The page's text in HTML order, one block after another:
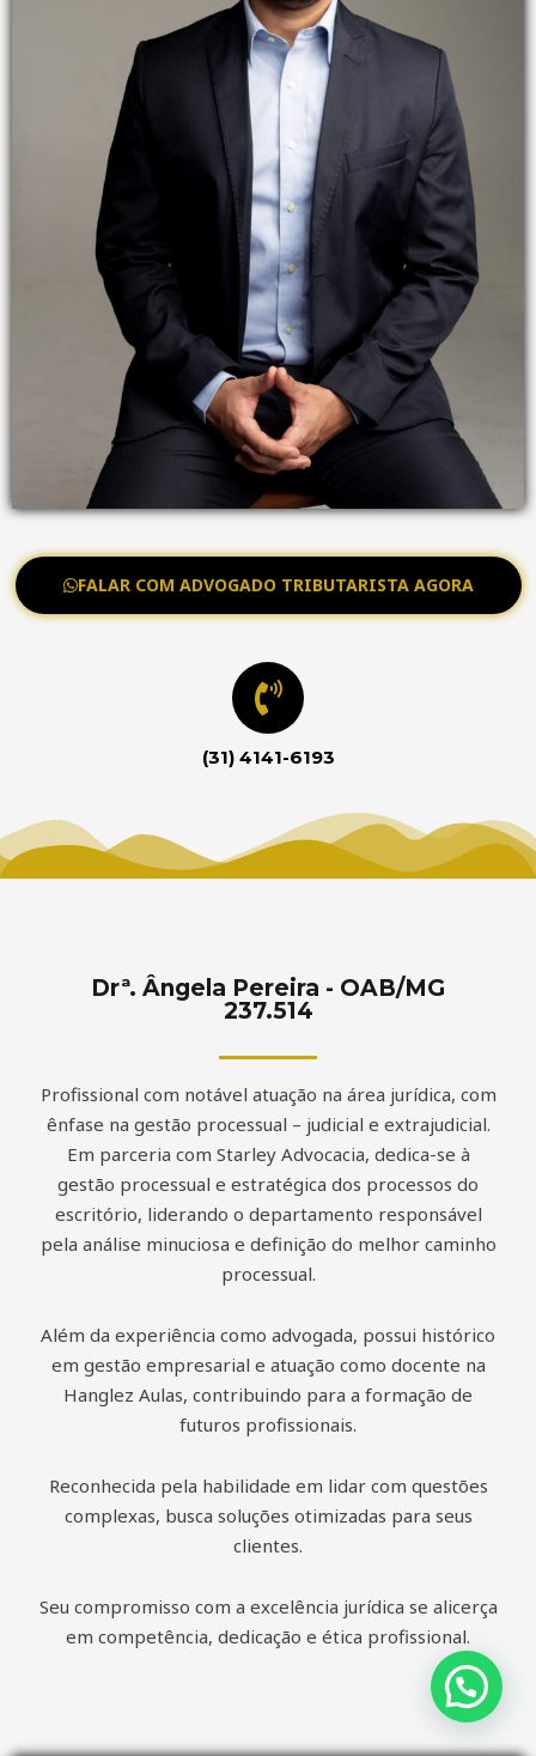
FALAR COM ADVOGADO TRIBUTARISTA AGORA
(31) 4141-6193
Drª. Ângela Pereira - OAB/MG
237.514
Profissional com notável atuação na área jurídica, com
ênfase na gestão processual – judicial e extrajudicial.
Em parceria com Starley Advocacia, dedica-se à
gestão processual e estratégica dos processos do
escritório, liderando o departamento responsável
pela análise minuciosa e definição do melhor caminho
processual.
Além da experiência como advogada, possui histórico
em gestão empresarial e atuação como docente na
Hanglez Aulas, contribuindo para a formação de
futuros profissionais.
Reconhecida pela habilidade em lidar com questões
complexas, busca soluções otimizadas para seus
clientes.
Seu compromisso com a excelência jurídica se alicerça
em competência, dedicação e ética profissional.